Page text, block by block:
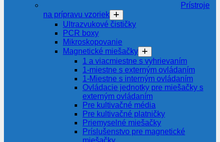
Prístroje
na prípravu vzoriek
Ultrazvukové čističky
PCR boxy
Mikroskopovanie
Magnetické miešačky
1 a viacmiestne s vyhrievaním
1-miestne s externým ovládaním
1-Miestne s interným ovládaním
Ovládacie jednotky pre miešačky s
externým ovládaním
Pre kultivačné média
Pre kultivačné platničky
Priemyselné miešačky
Príslušenstvo pre magnetické
miešačky